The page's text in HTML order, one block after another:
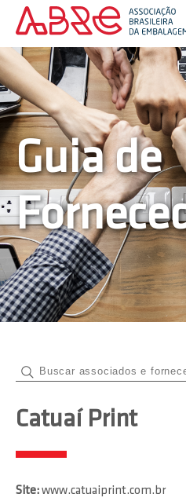
Guia de
Catuaí Print
Site:www.catuaiprint.com.br